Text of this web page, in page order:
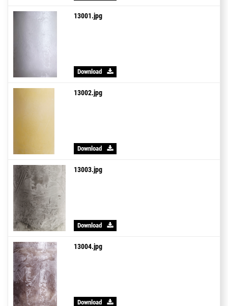
13001.jpg
Download
13002.jpg
Download
13003.jpg
Download
13004.jpg
Download